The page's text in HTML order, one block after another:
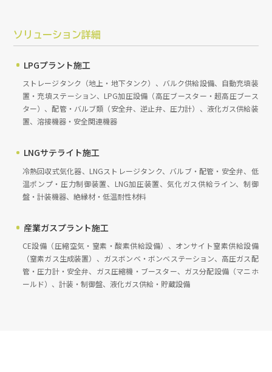
ソリューション詳細
LPGプラント施工
ストレージタンク（地上・地下タンク）、バルク供給設備、自動充填装
置・充填ステーション、LPG加圧設備（高圧ブースター・超高圧ブース
ター）、配管・バルブ類（安全弁、逆止弁、圧力計）、液化ガス供給装
置、溶接機器・安全関連機器
LNGサテライト施工
冷熱回収式気化器、LNGストレージタンク、バルブ・配管・安全弁、低
温ポンプ・圧力制御装置、LNG加圧装置、気化ガス供給ライン、制御
盤・計装機器、絶縁材・低温耐性材料
産業ガスプラント施工
CE設備（圧縮空気・窒素・酸素供給設備）、オンサイト窒素供給設備
（窒素ガス生成装置）、ガスボンベ・ボンベステーション、高圧ガス配
管・圧力計・安全弁、ガス圧縮機・ブースター、ガス分配設備（マニホ
ールド）、計装・制御盤、液化ガス供給・貯蔵設備